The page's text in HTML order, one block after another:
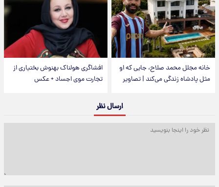
خانه مجلل محمد صلاح، جایی که او
مثل پادشاه زندگی می‌کند | تصاویر
افشاگری هولناک بهنوش بختیاری از
تجارت موی اجساد + عکس
ارسال نظر